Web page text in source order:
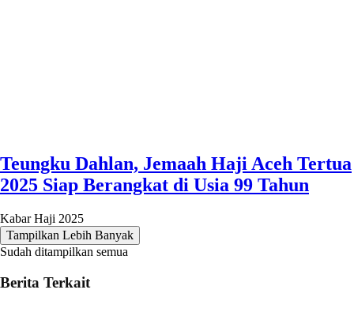
Teungku Dahlan, Jemaah Haji Aceh Tertua
2025 Siap Berangkat di Usia 99 Tahun
Kabar Haji 2025
Tampilkan Lebih Banyak
Sudah ditampilkan semua
Berita Terkait